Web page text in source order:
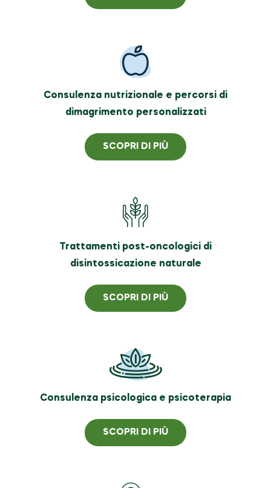
Consulenza nutrizionale e percorsi di
dimagrimento personalizzati
SCOPRI DI PIÙ
Trattamenti post-oncologici di
disintossicazione naturale
SCOPRI DI PIÙ
Consulenza psicologica e psicoterapia
SCOPRI DI PIÙ